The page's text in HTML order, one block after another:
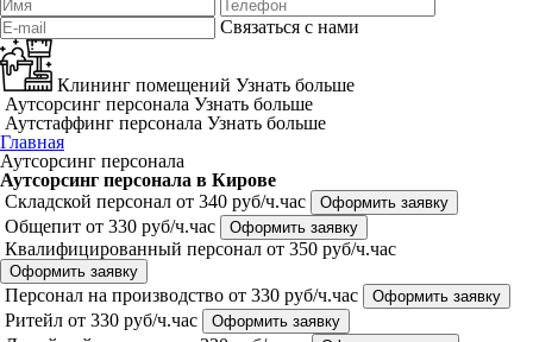
Связаться с нами
Клининг помещений Узнать больше
Аутсорсинг персонала Узнать больше
Аутстаффинг персонала Узнать больше
Главная
Аутсорсинг персонала
Аутсорсинг персонала в Кирове
Складской персонал от 340 руб/ч.час Оформить заявку
Общепит от 330 руб/ч.час Оформить заявку
Квалифицированный персонал от 350 руб/ч.час
Оформить заявку
Персонал на производство от 330 руб/ч.час Оформить заявку
Ритейл от 330 руб/ч.час Оформить заявку